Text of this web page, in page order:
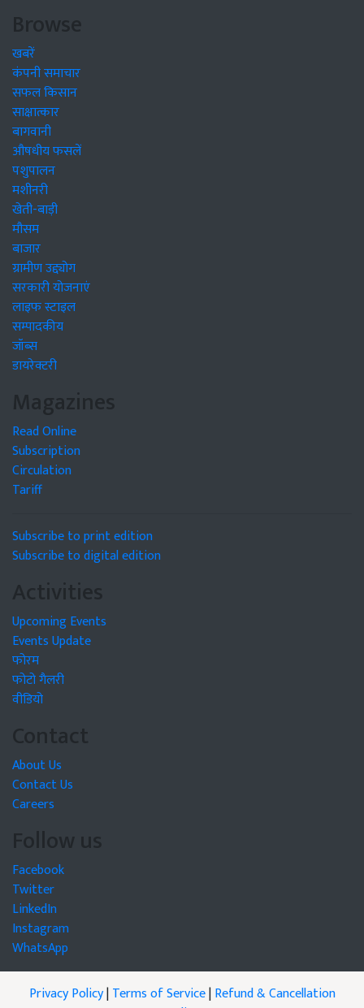
Browse
खबरें
कंपनी समाचार
सफल किसान
साक्षात्कार
बागवानी
औषधीय फसलें
पशुपालन
मशीनरी
खेती-बाड़ी
मौसम
बाजार
ग्रामीण उद्द्योग
सरकारी योजनाएं
लाइफ स्टाइल
सम्पादकीय
जॉब्स
डायरेक्टरी
Magazines
Read Online
Subscription
Circulation
Tariff
Subscribe to print edition
Subscribe to digital edition
Activities
Upcoming Events
Events Update
फोरम
फोटो गैलरी
वीडियो
Contact
About Us
Contact Us
Careers
Follow us
Facebook
Twitter
LinkedIn
Instagram
WhatsApp
Privacy Policy|Terms of Service|Refund & Cancellation